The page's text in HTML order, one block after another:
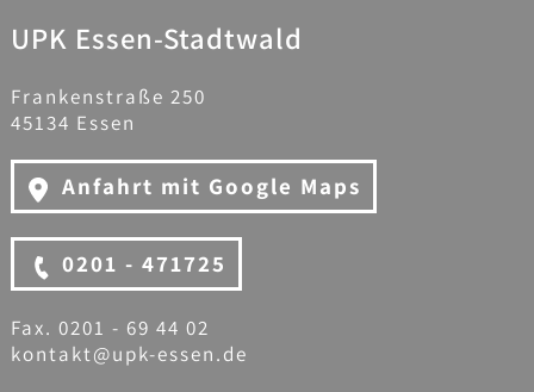
UPK Essen-Stadtwald
Frankenstraße 250
45134 Essen
Anfahrt mit Google Maps
0201 - 471725
Fax. 0201 - 69 44 02
kontakt@upk-essen.de